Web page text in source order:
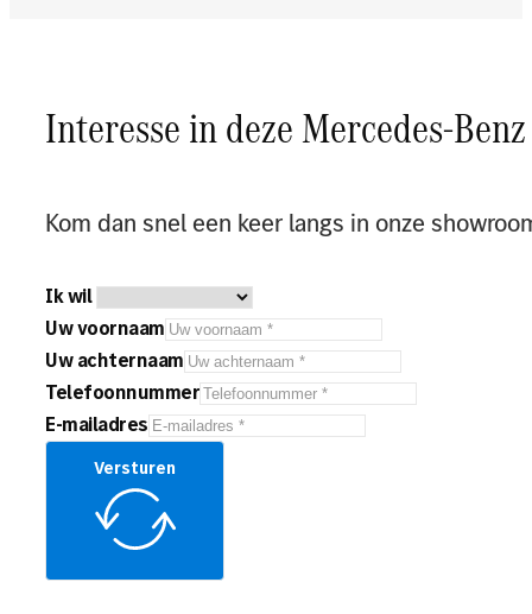
Interesse in deze Mercedes-
Kom dan snel een keer langs in onze
Ik wil
Uw voornaam
Uw achternaam
Telefoonnummer
E-mailadres
Versturen